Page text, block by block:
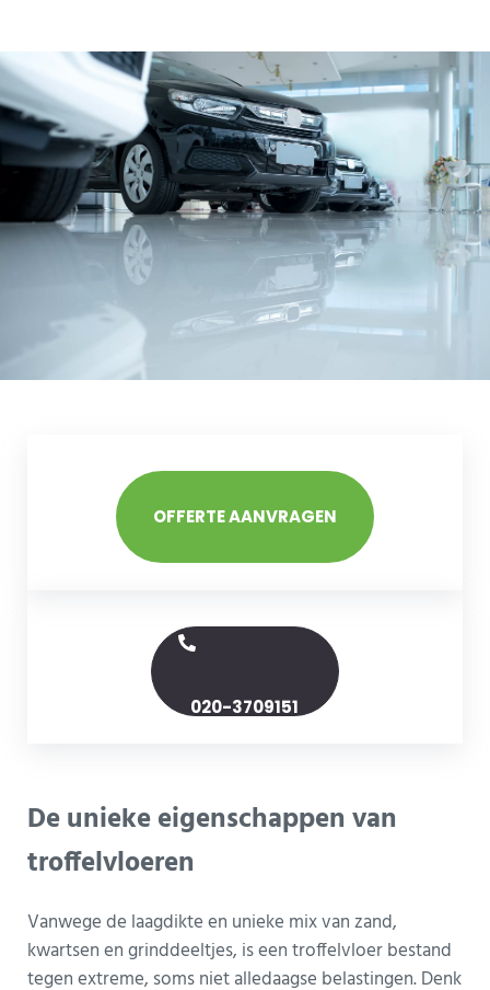
OFFERTE AANVRAGEN
020-3709151
De unieke eigenschappen van
troffelvloeren
Vanwege de laagdikte en unieke mix van zand,
kwartsen en grinddeeltjes, is een troffelvloer bestand
tegen extreme, soms niet alledaagse belastingen. Denk